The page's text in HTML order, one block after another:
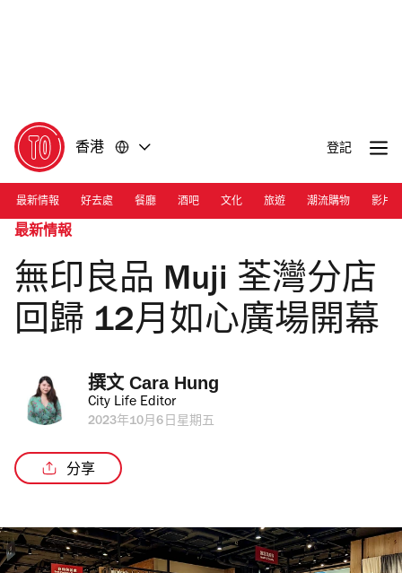
香港 登記
最新情報 好去處 餐廳 酒吧 文化 旅遊 潮流購物 影片
最新情報
無印良品 Muji 荃灣分店
回歸 12月如心廣場開幕
撰文 Cara Hung
City Life Editor
2023年10月6日星期五
分享